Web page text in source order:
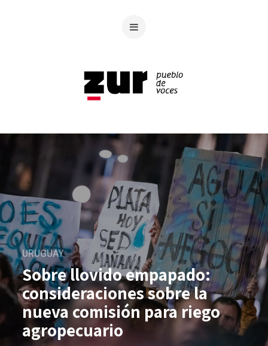
URUGUAY
Sobre llovido empapado:
consideraciones sobre la
nueva comisión para riego
agropecuario